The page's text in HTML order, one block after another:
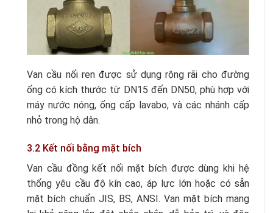
Van cầu nối ren được sử dụng rộng rãi cho đường
ống có kích thước từ DN15 đến DN50, phù hợp với
máy nước nóng, ống cấp lavabo, và các nhánh cấp
nhỏ trong hộ dân.
3.2 Kết nối bằng mặt bích
Van cầu đồng kết nối mặt bích được dùng khi hệ
thống yêu cầu độ kín cao, áp lực lớn hoặc có sẵn
mặt bích chuẩn JIS, BS, ANSI. Van mặt bích mang